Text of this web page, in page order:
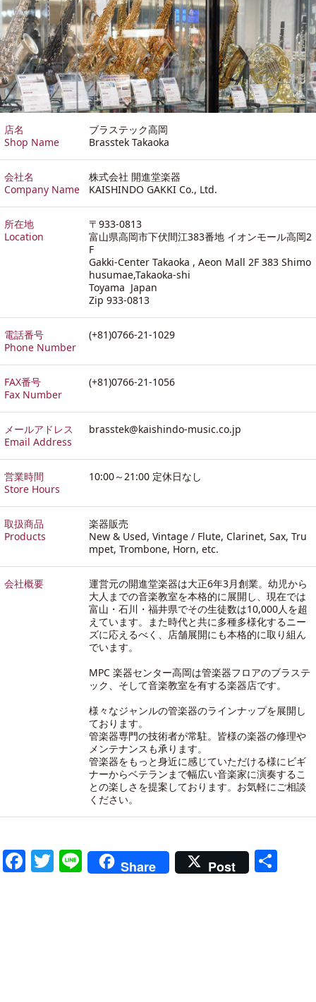
店名
Shop Name
ブラステック高岡
Brasstek Takaoka
会社名
Company Name
株式会社 開進堂楽器
KAISHINDO GAKKI Co., Ltd.
所在地
Location
〒933-0813
富山県高岡市下伏間江383番地 イオンモール高岡2
F
Gakki-Center Takaoka , Aeon Mall 2F 383 Shimo
husumae,Takaoka-shi
Toyama Japan
Zip 933-0813
電話番号
Phone Number
(+81)0766-21-1029
FAX番号
Fax Number
(+81)0766-21-1056
メールアドレス
Email Address
brasstek@kaishindo-music.co.jp
営業時間
Store Hours
10:00～21:00 定休日なし
取扱商品
Products
楽器販売
New & Used, Vintage / Flute, Clarinet, Sax, Tru
mpet, Trombone, Horn, etc.
会社概要
運営元の開進堂楽器は大正6年3月創業。幼児から
大人までの音楽教室を本格的に展開し、現在では
富山・石川・福井県でその生徒数は10,000人を超
えています。また時代と共に多種多様化するニー
ズに応えるべく、店舗展開にも本格的に取り組ん
でいます。
MPC 楽器センター高岡は管楽器フロアのブラステ
ック、そして音楽教室を有する楽器店です。
様々なジャンルの管楽器のラインナップを展開し
ております。
管楽器専門の技術者が常駐。皆様の楽器の修理や
メンテナンスも承ります。
管楽器をもっと身近に感じていただける様にビギ
ナーからベテランまで幅広い音楽家に演奏するこ
との楽しさを提案しております。お気軽にご相談
ください。
Facebook
Twitter
LineShare Post